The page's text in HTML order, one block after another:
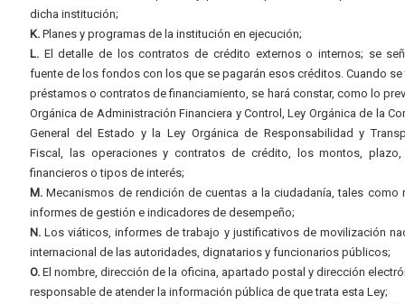
dicha institución;
K. Planes y programas de la institución en ejecución;
L. El detalle de los contratos de crédito externos o internos; se
fuente de los fondos con los que se pagarán esos créditos. Cuando se
préstamos o contratos de financiamiento, se hará constar, como lo
Orgánica de Administración Financiera y Control, Ley Orgánica de la
General del Estado y la Ley Orgánica de Responsabilidad y
Fiscal, las operaciones y contratos de crédito, los montos,
financieros o tipos de interés;
M. Mecanismos de rendición de cuentas a la ciudadanía, tales como
informes de gestión e indicadores de desempeño;
N. Los viáticos, informes de trabajo y justificativos de movilización
internacional de las autoridades, dignatarios y funcionarios públicos;
O. El nombre, dirección de la oficina, apartado postal y dirección
responsable de atender la información pública de que trata esta Ley;